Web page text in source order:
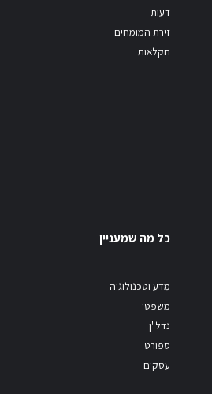
דעות
זירת המומחים
חקלאות
כל מה שמעניין
מדע וטכנולוגיה
משפטי
נדל"ן
ספורט
עסקים